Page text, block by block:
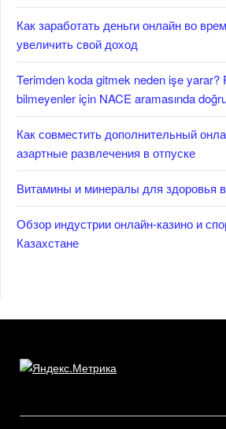
Как заработать деньги онлайн во
увеличить свой доход
Terimden koda gitmek neden işe yarar?
bilmeyenler için NACE aramasında
Как совместить дополнительный
азартные развлечения в отпуске
Витамины и минералы для здоровья
Обзор индустрии онлайн-казино и
Казахстане